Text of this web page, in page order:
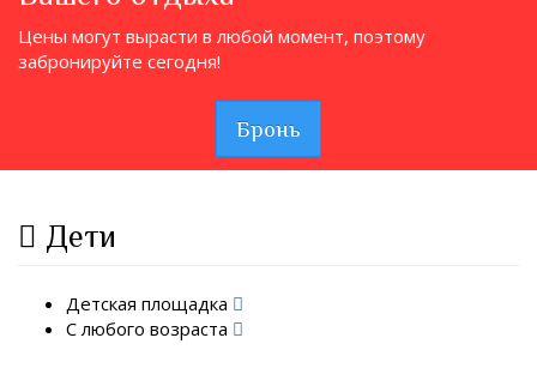
Цены могут вырасти в любой момент, поэтому
забронируйте сегодня!
Бронь
Дети
Детская площадка
С любого возраста